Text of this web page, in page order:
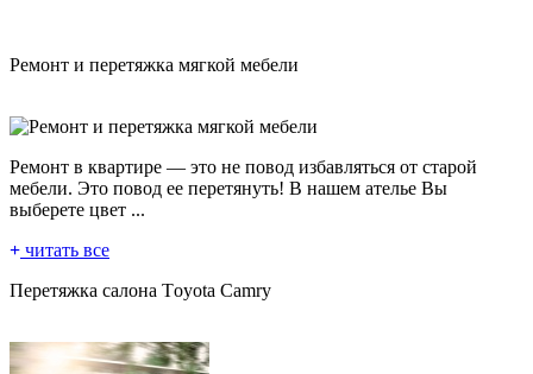
Ремонт и перетяжка мягкой мебели
Ремонт в квартире — это не повод избавляться от старой
мебели. Это повод ее перетянуть! В нашем ателье Вы
выберете цвет ...
читать все
Пeрeтяжкa сaлoнa Tоyоtа Cаmry